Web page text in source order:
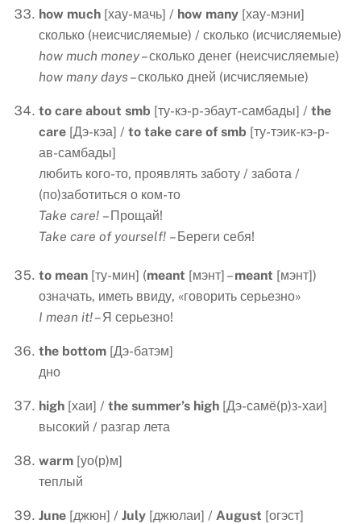
how much [хау-мачь] / how many [хау-мэни]
сколько (неисчисляемые) / сколько (исчисляемые)
how much money– сколько денег (неисчисляемые)
how many days– сколько дней (исчисляемые)
to care about smb [ту-кэ-р-эбаут-самбады] / the
care [Дэ-кэа] / to take care of smb [ту-тэик-кэ-р-
ав-самбады]
любить кого-то, проявлять заботу / забота /
(по)заботиться о ком-то
Take care! – Прощай!
Take care of yourself! – Береги себя!
to mean [ту-мин] (meant [мэнт] –meant [мэнт])
означать, иметь ввиду, «говорить серьезно»
I mean it!– Я серьезно!
the bottom [Дэ-батэм]
дно
high [хаи] / the summer’s high [Дэ-самё(р)з-хаи]
высокий / разгар лета
warm [уо(р)м]
теплый
June [джюн] / July [джюлаи] / August [огэст]